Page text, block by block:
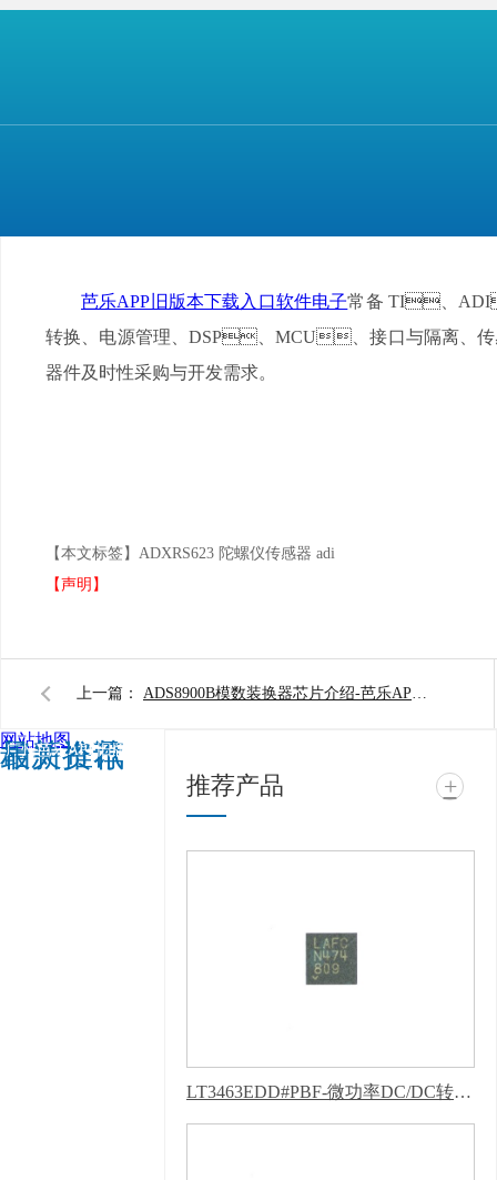
芭乐APP旧版本下载入口软件电子常备 TI、
转换、电源管理、DSP、MCU、接口与隔离、
器件及时性采购与开发需求。
【本文标签】 ADXRS623 陀螺仪传感器 adi
【声明】
上一篇： ADS8900B模数装换器芯片介绍-芭乐APP旧版本下载入口软件电子
推荐产品 +
LT3463EDD#PBF-微功率DC/DC转换器-芭乐APP下载网址进入IOS
相关推荐
最新资讯
广州芭乐APP旧版本下
网站地图